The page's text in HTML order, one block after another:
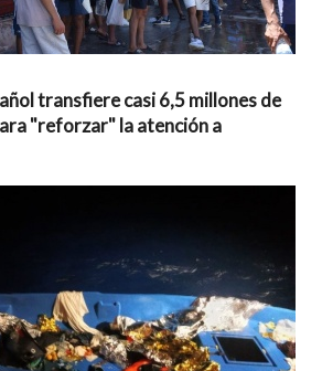
transfiere casi 6,5 millones de
"reforzar" la atención a